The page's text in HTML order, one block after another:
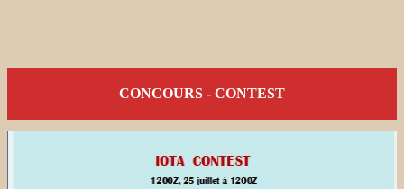
CONCOURS - CONTEST